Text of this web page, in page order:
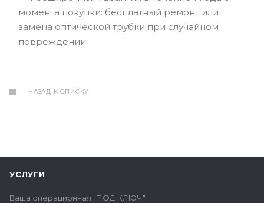
момента покупки: бесплатный ремонт или
замена оптической трубки при случайном
повреждении.
НАЗАД К СПИСКУ
УСЛУГИ
Ваша операционная "ПОД КЛЮЧ"